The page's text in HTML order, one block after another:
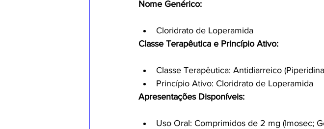
Nome Genérico:
Cloridrato de Loperamida
Classe Terapêutica e Princípio Ativo:
Classe Terapêutica: Antidiarreico
Princípio Ativo: Cloridrato de Loperamida
Apresentações Disponíveis:
Uso Oral: Comprimidos de 2 mg (Imosec;